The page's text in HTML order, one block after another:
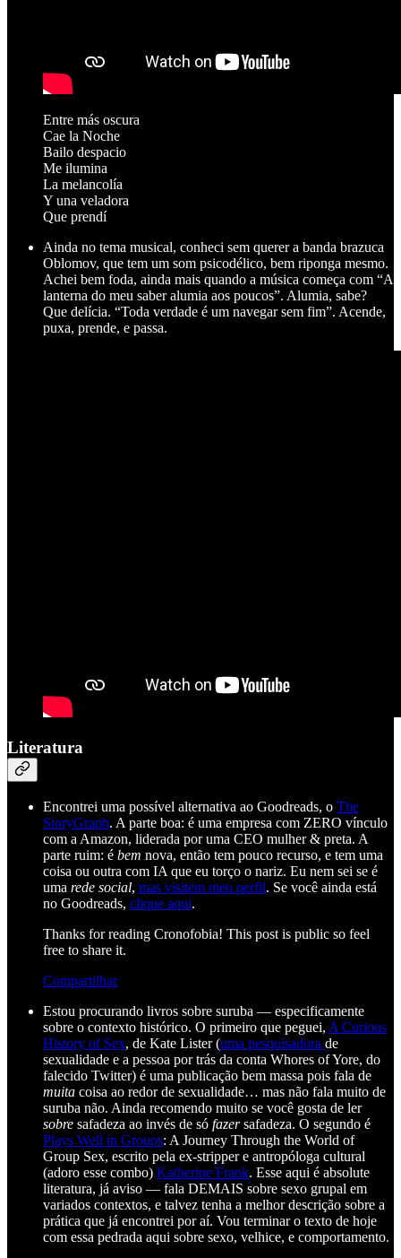
Entre más oscura
Cae la Noche
Bailo despacio
Me ilumina
La melancolía
Y una veladora
Que prendí
Ainda no tema musical, conheci sem querer a banda brazuca
Oblomov, que tem um som psicodélico, bem riponga mesmo.
Achei bem foda, ainda mais quando a música começa com “A
lanterna do meu saber alumia aos poucos”. Alumia, sabe?
Que delícia. “Toda verdade é um navegar sem fim”. Acende,
puxa, prende, e passa.
Literatura
Encontrei uma possível alternativa ao Goodreads, o The
StoryGraph. A parte boa: é uma empresa com ZERO vínculo
com a Amazon, liderada por uma CEO mulher & preta. A
parte ruim: é bem nova, então tem pouco recurso, e tem uma
coisa ou outra com IA que eu torço o nariz. Eu nem sei se é
uma rede social, mas visitem meu perfil. Se você ainda está
no Goodreads, clique aqui.
Thanks for reading Cronofobia! This post is public so feel
free to share it.
Compartilhar
Estou procurando livros sobre suruba — especificamente
sobre o contexto histórico. O primeiro que peguei, A Curious
History of Sex, de Kate Lister (uma pesquisadora de
sexualidade e a pessoa por trás da conta Whores of Yore, do
falecido Twitter) é uma publicação bem massa pois fala de
muita coisa ao redor de sexualidade… mas não fala muito de
suruba não. Ainda recomendo muito se você gosta de ler
sobre safadeza ao invés de só fazersafadeza. O segundo é
Plays Well in Groups: A Journey Through the World of
Group Sex, escrito pela ex-stripper e antropóloga cultural
(adoro esse combo) Katherine Frank. Esse aqui é absolute
literatura, já aviso — fala DEMAIS sobre sexo grupal em
variados contextos, e talvez tenha a melhor descrição sobre a
prática que já encontrei por aí. Vou terminar o texto de hoje
com essa pedrada aqui sobre sexo, velhice, e comportamento.